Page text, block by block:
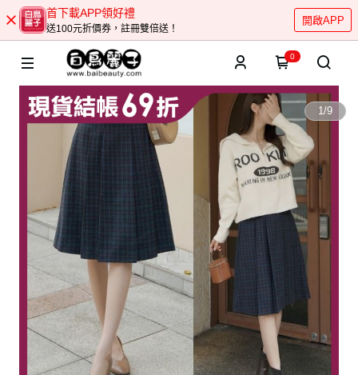
首下載APP領好禮
送100元折價券，註冊雙倍送！
開啟APP
0
1/9